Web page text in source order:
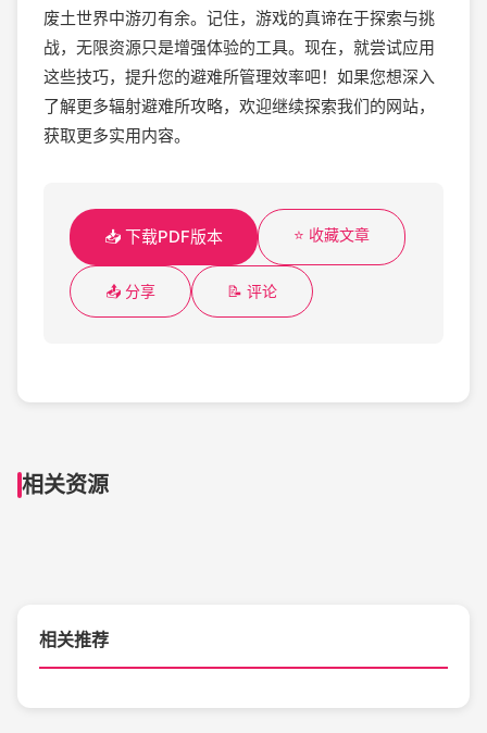
废土世界中游刃有余。记住，游戏的真谛在于探索与挑
战，无限资源只是增强体验的工具。现在，就尝试应用
这些技巧，提升您的避难所管理效率吧！如果您想深入
了解更多辐射避难所攻略，欢迎继续探索我们的网站，
获取更多实用内容。
📥 下载PDF版本 ⭐ 收藏文章
📤 分享 📝 评论
相关资源
相关推荐